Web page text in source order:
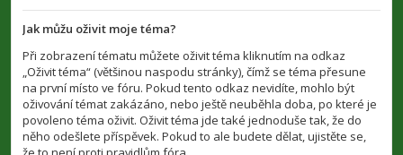
Jak můžu oživit moje téma?
Při zobrazení tématu můžete oživit téma kliknutím na odkaz
„Oživit téma“ (většinou naspodu stránky), čímž se téma přesune
na první místo ve fóru. Pokud tento odkaz nevidíte, mohlo být
oživování témat zakázáno, nebo ještě neuběhla doba, po které je
povoleno téma oživit. Oživit téma jde také jednoduše tak, že do
něho odešlete příspěvek. Pokud to ale budete dělat, ujistěte se,